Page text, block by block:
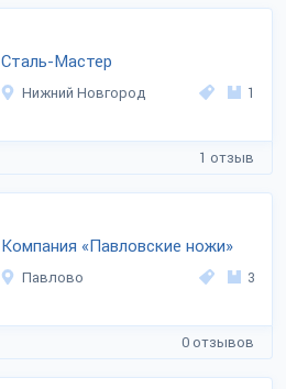
Сталь-Мастер
Нижний Новгород 1
1 отзыв
Компания «Павловские ножи»
Павлово 3
0 отзывов